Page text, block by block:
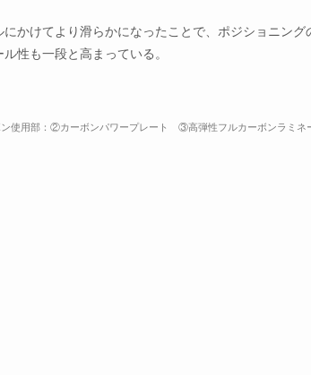
かけてより滑らかになったことで、ポジショニング
性も一段と高まっている。
ン使用部：②カーボンパワープレート ③高弾性フルカーボンラミネ